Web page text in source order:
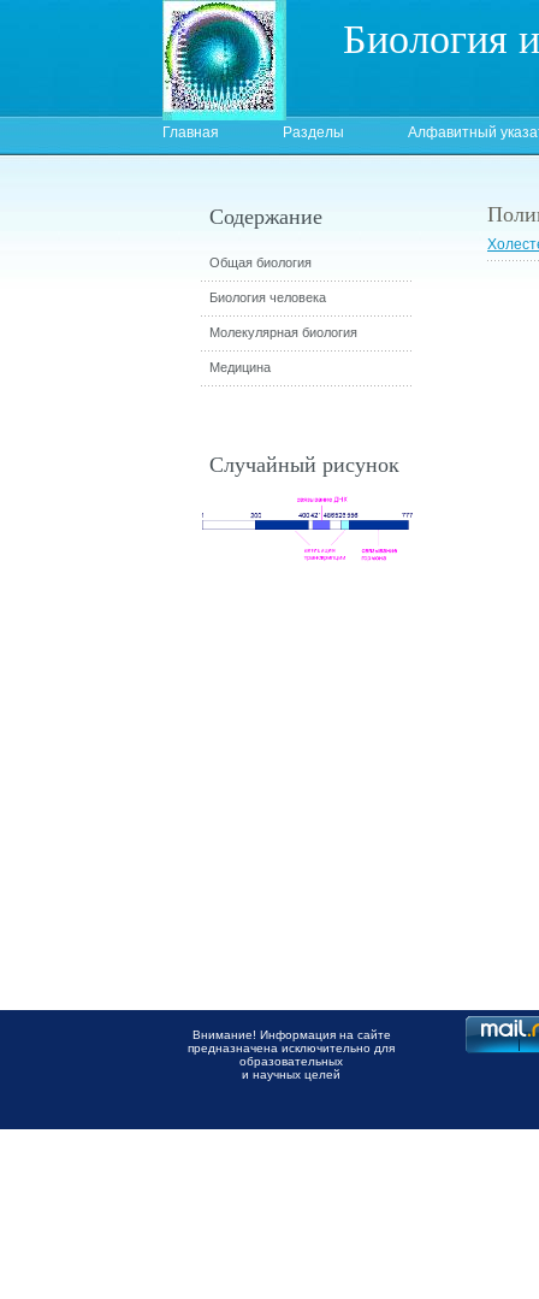
Биология
Главная Разделы Алфавитный
Содержание
Общая биология
Биология человека
Молекулярная биология
Медицина
Случайный рисунок
Внимание! Информация на сайте
предназначена исключительно для
образовательных
и научных целей